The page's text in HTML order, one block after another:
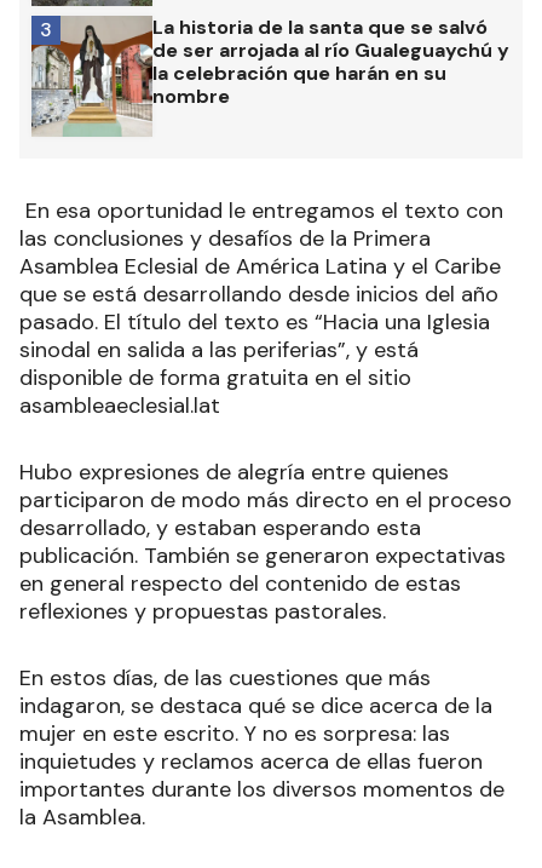
La historia de la santa que se salvó
de ser arrojada al río Gualeguaychú y
la celebración que harán en su
nombre
3
En esa oportunidad le entregamos el texto con
las conclusiones y desafíos de la Primera
Asamblea Eclesial de América Latina y el Caribe
que se está desarrollando desde inicios del año
pasado. El título del texto es “Hacia una Iglesia
sinodal en salida a las periferias”, y está
disponible de forma gratuita en el sitio
asambleaeclesial.lat
Hubo expresiones de alegría entre quienes
participaron de modo más directo en el proceso
desarrollado, y estaban esperando esta
publicación. También se generaron expectativas
en general respecto del contenido de estas
reflexiones y propuestas pastorales.
En estos días, de las cuestiones que más
indagaron, se destaca qué se dice acerca de la
mujer en este escrito. Y no es sorpresa: las
inquietudes y reclamos acerca de ellas fueron
importantes durante los diversos momentos de
la Asamblea.